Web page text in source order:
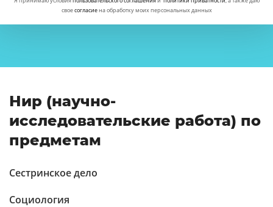
своесогласиена обработку моих персональных данных
Нир (научно-
исследовательские работа) по
предметам
Сестринское дело
Социология